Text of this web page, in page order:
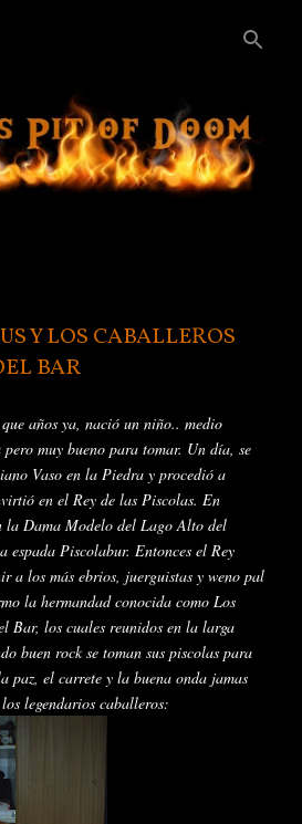
Y LOS CABALLEROS
BAR
años ya, nació un niño.. medio
muy bueno para tomar. Un día, se
Vaso en la Piedra y procedió a
en el Rey de las Piscolas. En
la Dama Modelo del Lago Alto del
espada Piscolabur. Entonces el Rey
a los más ebrios, juerguistas y weno pal
la hermandad conocida como Los
Bar, los cuales reunidos en la larga
buen rockse toman sus piscolas para
paz, el carrete y la buena onda jamas
legendarios caballeros: